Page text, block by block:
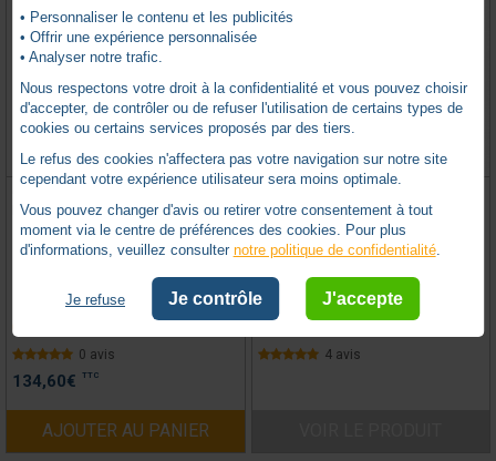
CENTRALE DE COMMANDE RADIO
NICE POUR MOTEUR 230V MC200
0 avis
134,60€ TTC
AJOUTER AU PANIER
RECEPTEUR AXROLL RTS
SOMFY -
4 avis
• Personnaliser le contenu et les publicités
• Offrir une expérience personnalisée
• Analyser notre trafic.
Nous respectons votre droit à la confidentialité et vous pouvez choisir
d'accepter, de contrôler ou de refuser l'utilisation de certains types de
cookies ou certains services proposés par des tiers.
Le refus des cookies n'affectera pas votre navigation sur notre site
cependant votre expérience utilisateur sera moins optimale.
Vous pouvez changer d'avis ou retirer votre consentement à tout
moment via le centre de préférences des cookies. Pour plus
d'informations, veuillez consulter notre politique de confidentialité.
Je refuse Je contrôle J'accepte